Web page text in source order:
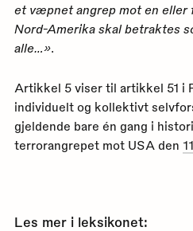
et væpnet angrep mot en eller
Nord-Amerika skal betraktes
alle…».
Artikkel 5 viser til artikkel 51 i
individuelt og kollektivt
gjeldende bare én gang i
terrorangrepet mot USA den
Les mer i leksikonet: